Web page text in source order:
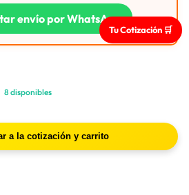
envío por WhatsApp
8 disponibles
Tu Cotización 🛒